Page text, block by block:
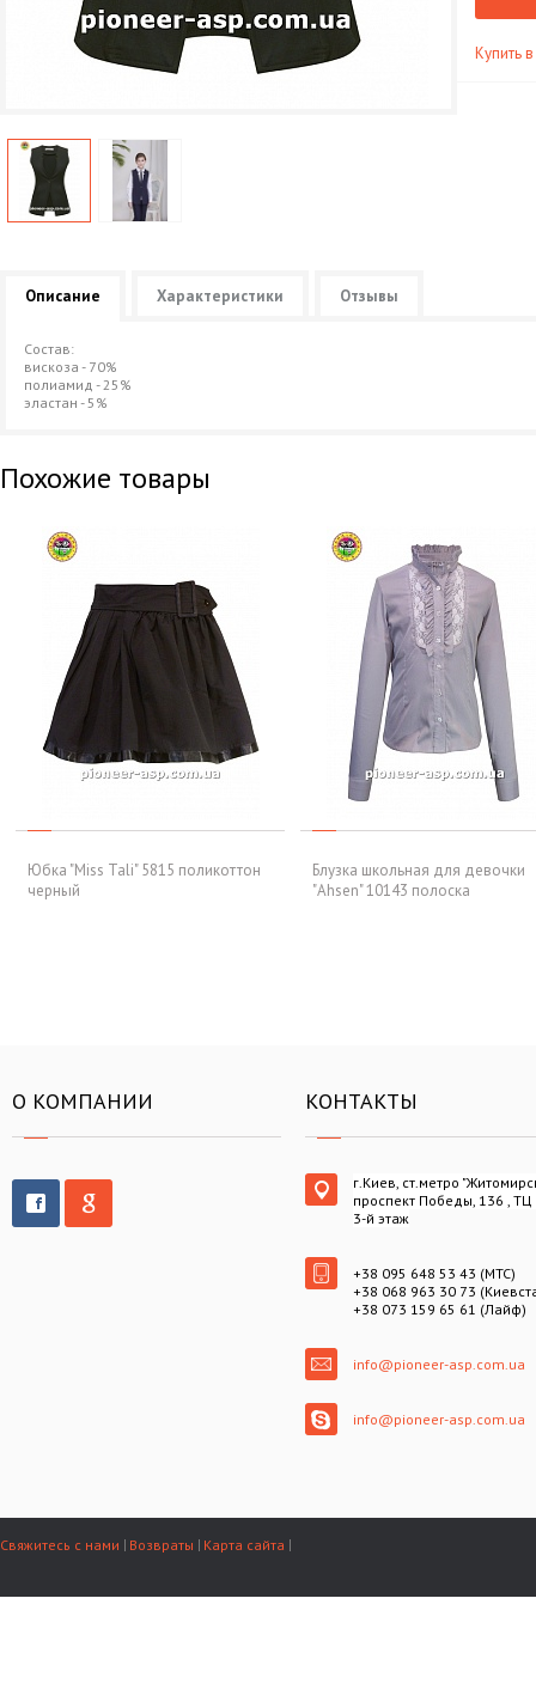
Купить
Описание Характеристики Отзывы
Состав:
вискоза - 70%
полиамид - 25%
эластан - 5%
Похожие товары
Юбка "Miss Tali" 5815 поликоттон
черный
Блузка школьная для девочки
"Ahsen" 10143 полоска
О КОМПАНИИ КОНТАКТЫ
г.Киев, ст.метро
проспект Победы, 136 , ТЦ
3-й этаж
+38 095 648 53 43 (МТС)
+38 068 963 30 73
+38 073 159 65 61 (Лайф)
info@pioneer-asp.com.ua
info@pioneer-asp.com.ua
Свяжитесь с нами Возвраты Карта сайта